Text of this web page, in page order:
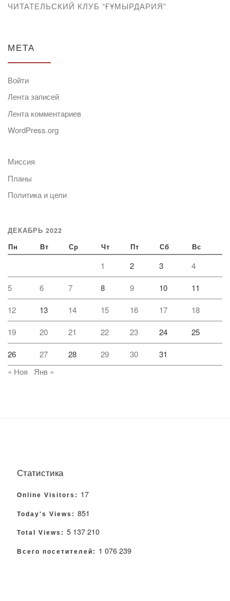
ЧИТАТЕЛЬСКИЙ КЛУБ “ҒҰМЫРДАРИЯ”
МЕТА
Войти
Лента записей
Лента комментариев
WordPress.org
Миссия
Планы
Политика и цели
ДЕКАБРЬ 2022
Пн Вт Ср Чт Пт Сб Вс
1 2 3 4
5 6 7 8 9 10 11
12 13 14 15 16 17 18
19 20 21 22 23 24 25
26 27 28 29 30
31
« Ноя
Янв »
Статистика
Online Visitors: 17
Today's Views: 851
Total Views: 5 137 210
Всего посетителей: 1 076 239